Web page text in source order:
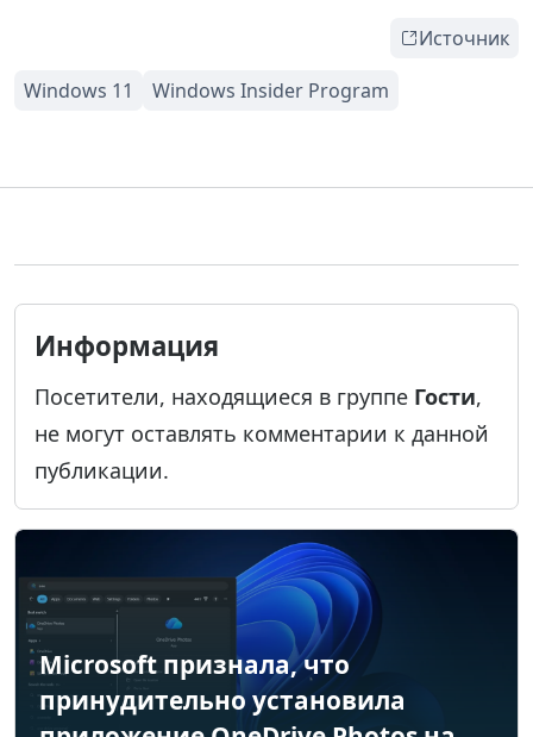
Источник
Информация
Посетители, находящиеся в группе Гости,
не могут оставлять комментарии к данной
публикации.
Microsoft признала, что
принудительно установила